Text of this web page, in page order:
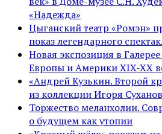
«Надежда»
Цыганский театр «Ромэн»
показ легендарного
Новая экспозиция в
Европы и Америки XIX-XX
«Андрей Кузькин. Второй
из коллекции Игоря
Торжество меланхолии.
о будущем как утопии